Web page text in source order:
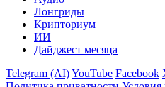
Лонгриды
Крипториум
ИИ
Дайджест месяца
Telegram (AI)YouTube Facebook